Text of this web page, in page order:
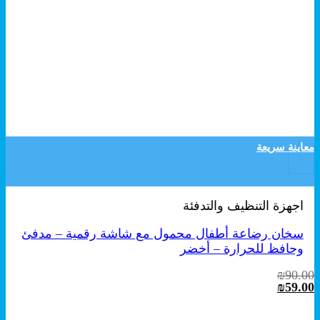
معاينة سريعة
اجهزة التنظيف والتدفئة
سخان رضاعة أطفال محمول مع شاشة رقمية – مدفئ
وحافظ للحرارة – أخضر
₪90.00
السعر₪59.00